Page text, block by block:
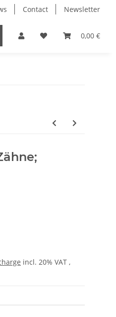
Contact Newsletter
0,00 €
Spindles Bearings
incl. 20% VAT ,